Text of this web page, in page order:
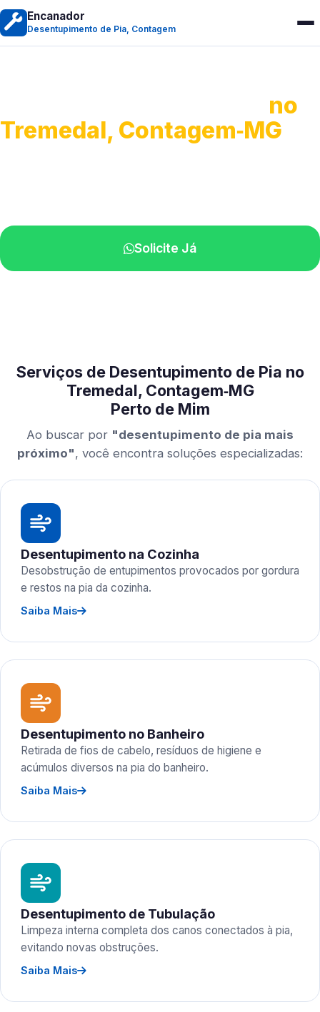
Encanador
Desentupimento de Pia, Contagem
no
Tremedal, Contagem‑MG
Solicite Já
Serviços de Desentupimento de Pia no
Tremedal, Contagem‑MG
Perto de Mim
Ao buscar por "desentupimento de pia mais
próximo", você encontra soluções especializadas:
Desentupimento na Cozinha
Desobstrução de entupimentos provocados por gordura
e restos na pia da cozinha.
Saiba Mais
Desentupimento no Banheiro
Retirada de fios de cabelo, resíduos de higiene e
acúmulos diversos na pia do banheiro.
Saiba Mais
Desentupimento de Tubulação
Limpeza interna completa dos canos conectados à pia,
evitando novas obstruções.
Saiba Mais